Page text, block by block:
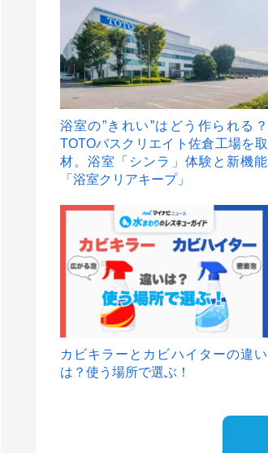
浴室の”きれい”はどう作られる？
TOTOバスクリエイト佐倉工場を取
材。浴室「シンラ」体験と新機能
「浴室クリアキープ」
カビキラーとカビハイターの違い
は？使う場所で選ぶ！